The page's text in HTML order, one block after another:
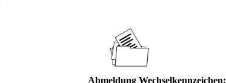
Abmeldung Wechselkennzeichen: